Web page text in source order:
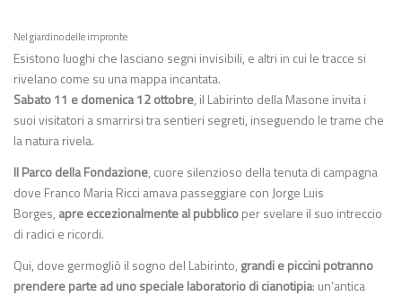
Nel giardino delle impronte
Esistono luoghi che lasciano segni invisibili, e altri in cui le tracce si
rivelano come su una mappa incantata.
Sabato 11 e domenica 12 ottobre, il Labirinto della Masone invita i
suoi visitatori a smarrirsi tra sentieri segreti, inseguendo le trame che
la natura rivela.
Il Parco della Fondazione, cuore silenzioso della tenuta di campagna
dove Franco Maria Ricci amava passeggiare con Jorge Luis
Borges, apre eccezionalmente al pubblicoper svelare il suo intreccio
di radici e ricordi.
Qui, dove germogliò il sogno del Labirinto, grandi e piccini potranno
prendere parte ad uno speciale laboratorio di cianotipia: un’antica